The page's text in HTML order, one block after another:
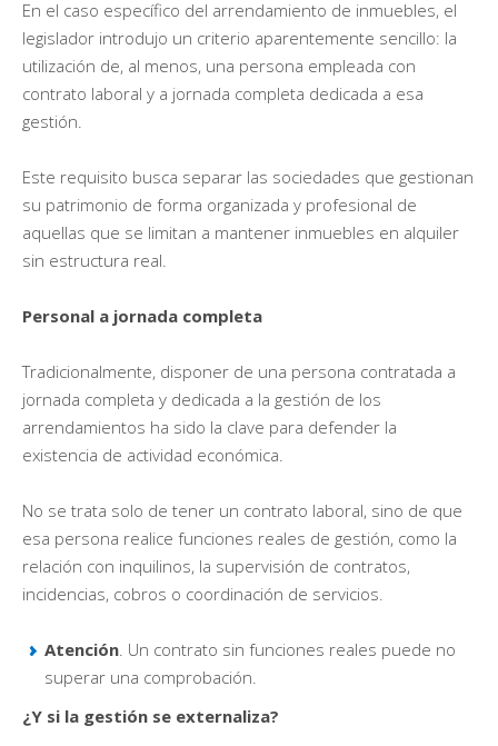
En el caso específico del arrendamiento de inmuebles, el
legislador introdujo un criterio aparentemente sencillo: la
utilización de, al menos, una persona empleada con
contrato laboral y a jornada completa dedicada a esa
gestión.
Este requisito busca separar las sociedades que gestionan
su patrimonio de forma organizada y profesional de
aquellas que se limitan a mantener inmuebles en alquiler
sin estructura real.
Personal a jornada completa
Tradicionalmente, disponer de una persona contratada a
jornada completa y dedicada a la gestión de los
arrendamientos ha sido la clave para defender la
existencia de actividad económica.
No se trata solo de tener un contrato laboral, sino de que
esa persona realice funciones reales de gestión, como la
relación con inquilinos, la supervisión de contratos,
incidencias, cobros o coordinación de servicios.
Atención . Un contrato sin funciones reales puede no
superar una comprobación.
¿Y si la gestión se externaliza?